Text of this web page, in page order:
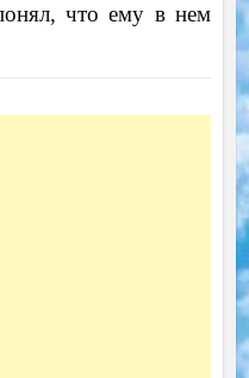
что ему в нем